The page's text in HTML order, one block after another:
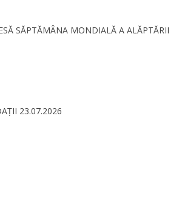
SĂPTĂMÂNA MONDIALĂ A ALĂPTĂRII
23.07.2026